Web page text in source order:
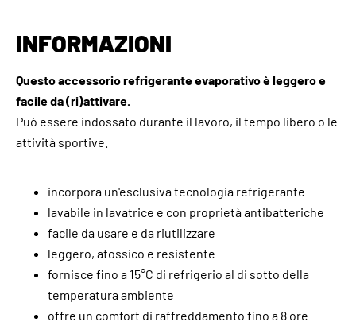
INFORMAZIONI
Questo accessorio refrigerante evaporativo è leggero e
facile da (ri)attivare.
Può essere indossato durante il lavoro, il tempo libero o le
attività sportive.
incorpora un'esclusiva tecnologia refrigerante
lavabile in lavatrice e con proprietà antibatteriche
facile da usare e da riutilizzare
leggero, atossico e resistente
fornisce fino a 15°C di refrigerio al di sotto della
temperatura ambiente
offre un comfort di raffreddamento fino a 8 ore